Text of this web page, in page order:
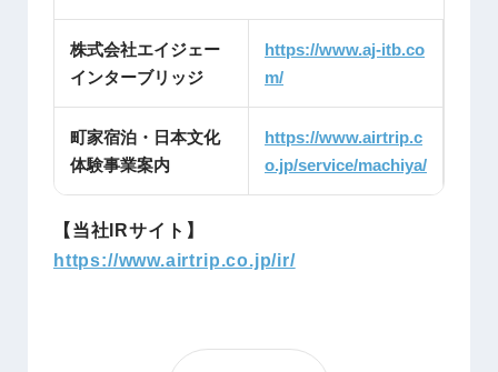
株式会社エイジェー
インターブリッジ
https://www.aj-itb.co
m/
町家宿泊・日本文化
体験事業案内
https://www.airtrip.c
o.jp/service/machiya/
【当社IRサイト】
https://www.airtrip.co.jp/ir/